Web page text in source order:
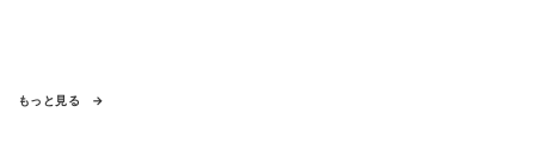
もっと見る